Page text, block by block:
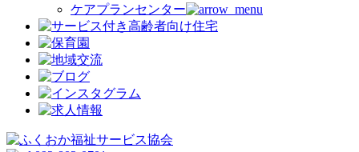
ケアプランセンター